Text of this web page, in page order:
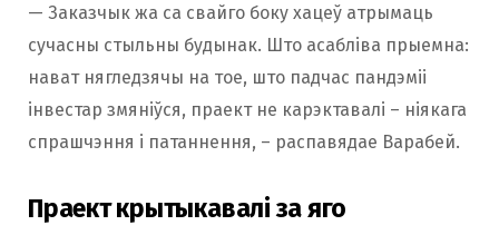
— Заказчык жа са свайго боку хацеў атрымаць
сучасны стыльны будынак. Што асабліва прыемна:
нават нягледзячы на ​​тое, што падчас пандэміі
інвестар змяніўся, праект не карэктавалі – ніякага
спрашчэння і патаннення, – распавядае Варабей.
Праект крытыкавалі за яго